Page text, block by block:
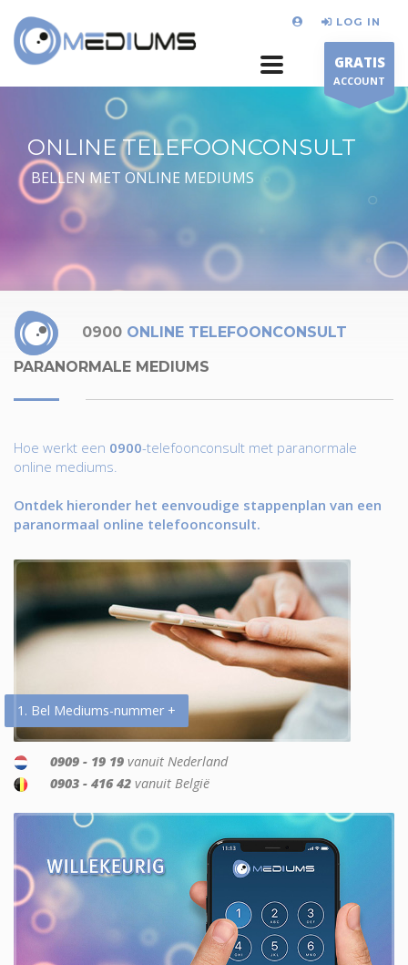
LOG IN
GRATIS
ACCOUNT
ONLINE TELEFOONCONSULT
BELLEN MET ONLINE MEDIUMS
0900 ONLINE TELEFOONCONSULT
PARANORMALE MEDIUMS
Hoe werkt een 0900-telefoonconsult met paranormale
online mediums.
Ontdek hieronder het eenvoudige stappenplan van een
paranormaal online telefoonconsult.
1. Bel Mediums-nummer +
0909 - 19 19 vanuit Nederland
0903 - 416 42 vanuit België